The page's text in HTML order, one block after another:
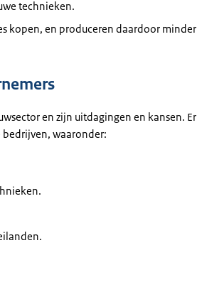
technieken.
kopen, en produceren daardoor minder
en zijn uitdagingen en kansen. Er
waaronder: